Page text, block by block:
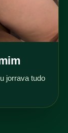
jorrava tudo